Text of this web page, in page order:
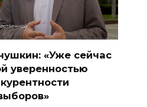
«Уже сейчас
уверенностью